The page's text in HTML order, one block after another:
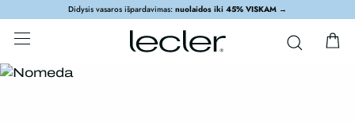
Didysis vasaros išpardavimas: nuolaidos iki 45% VISKAM →